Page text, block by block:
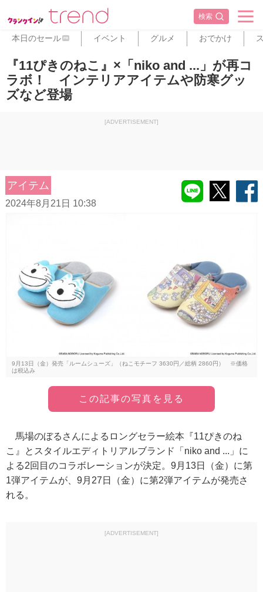
検索
本日のセール PR イベント グルメ おでかけ
『11ぴきのねこ』×「niko and ...」が再コ
ラボ！ インテリアアイテムや防寒グッ
ズなど登場
[ADVERTISEMENT]
アイテム
2024年8月21日 10:38
9月13日（金）発売「ルームシューズ」（ねこモチーフ 3630円／総柄 2860円） ※価格
は税込み
この記事の写真を見る
馬場のぼるさんによるロングセラー絵本『11ぴきのね
こ』とスタイルエディトリアルブランド「niko and ...」に
よる2回目のコラボレーションが決定。9月13日（金）に第
1弾アイテムが、9月27日（金）に第2弾アイテムが発売さ
れる。
[ADVERTISEMENT]